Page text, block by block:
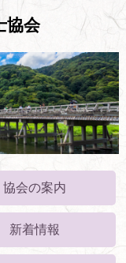
協会
協会の案内
新着情報